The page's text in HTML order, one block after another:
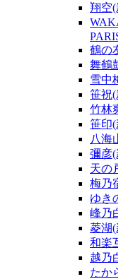
翔空
鶴の
舞鶴
雪中
笹祝
竹林
笹印
八海
彌彦
天の
梅乃
ゆき
峰乃
菱湖
和楽
越乃
たか